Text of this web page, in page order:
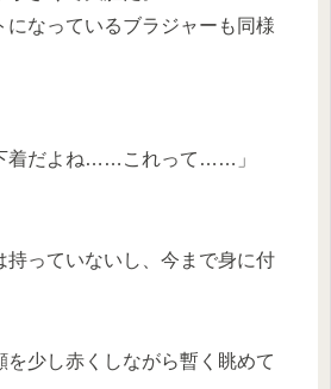
になっているブラジャーも同様
着だよね……これって……」
持っていないし、今まで身に付
を少し赤くしながら暫く眺めて